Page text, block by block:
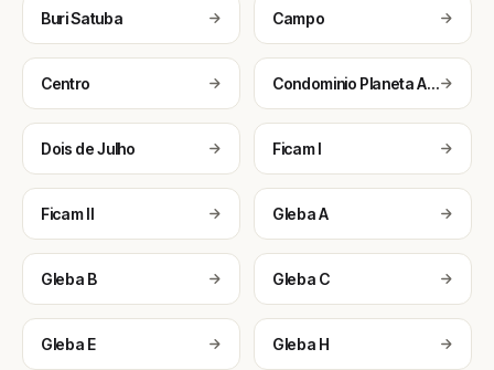
Buri Satuba Campo
Centro Condominio Planeta Aqua
Dois de Julho Ficam I
Ficam II Gleba A
Gleba B Gleba C
Gleba E Gleba H